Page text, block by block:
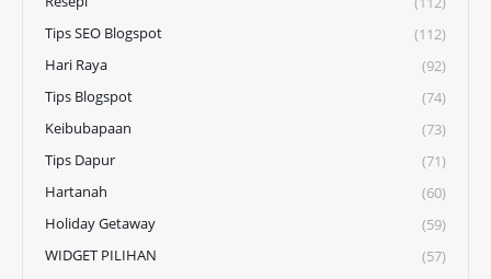
Tips SEO Blogspot
(112)
Hari Raya
(92)
Tips Blogspot
(74)
Keibubapaan
(73)
Tips Dapur
(71)
Hartanah
(60)
Holiday Getaway
(59)
WIDGET PILIHAN
(57)